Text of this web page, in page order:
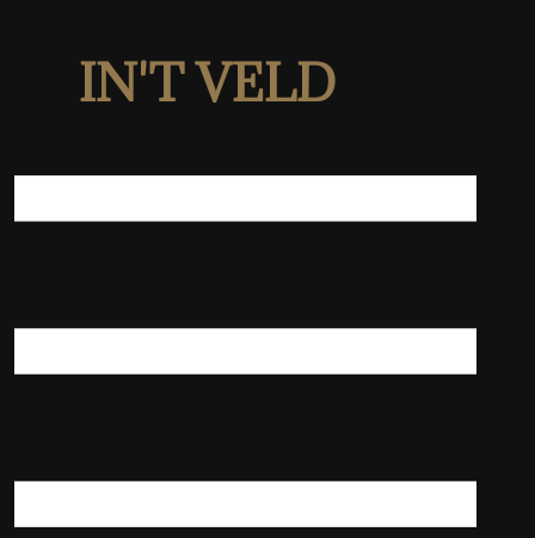
IN'T VELD